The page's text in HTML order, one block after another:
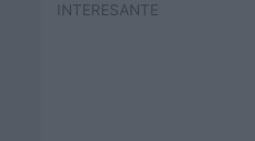
INTERESANTE